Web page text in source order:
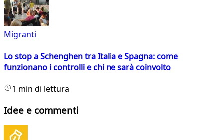
Migranti
Lo stop a Schenghen tra Italia e Spagna: come
funzionano i controlli e chi ne sarà coinvolto
1 min di lettura
Idee e commenti